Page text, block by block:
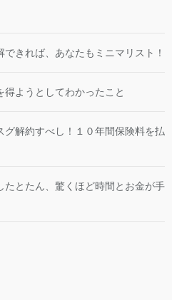
きれば、あなたもミニマリスト！
ようとしてわかったこと
グ解約すべし！１０年間保険料を払
たとたん、驚くほど時間とお金が手